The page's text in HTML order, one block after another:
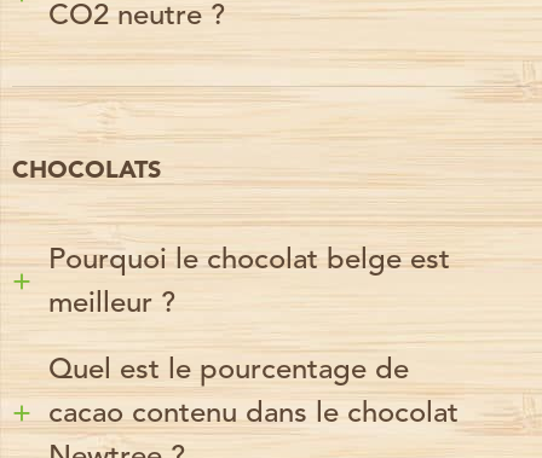
CO2 neutre ?
CHOCOLATS
Pourquoi le chocolat belge est
meilleur ?
Quel est le pourcentage de
cacao contenu dans le chocolat